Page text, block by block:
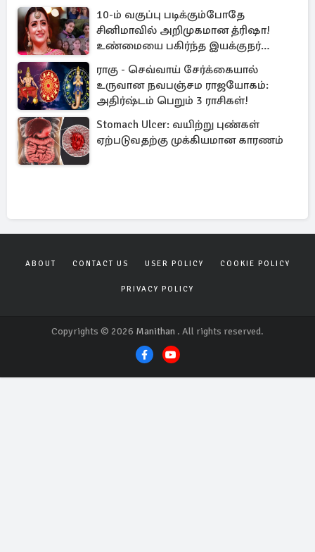
10-ம் வகுப்பு படிக்கும்போதே
சினிமாவில் அறிமுகமான த்ரிஷா!
உண்மையை பகிர்ந்த இயக்குநர்
பிரவீன் காந்தி
ராகு - செவ்வாய் சேர்க்கையால்
உருவான நவபஞ்சம ராஜயோகம்:
அதிர்ஷ்டம் பெறும் 3 ராசிகள்!
Stomach Ulcer: வயிற்று புண்கள்
ஏற்படுவதற்கு முக்கியமான காரணம்
ABOUT CONTACT US USER POLICY COOKIE POLICY
PRIVACY POLICY
Copyrights © 2026 Manithan . All rights reserved.